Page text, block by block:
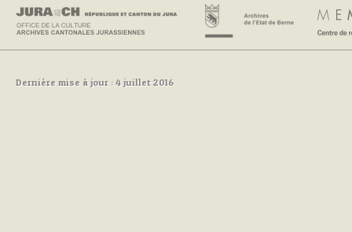
Dernière mise à jour : 4 juillet 2016